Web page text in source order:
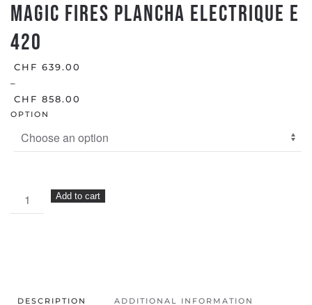
MAGIC FIRES PLANCHA ELECTRIQUE E
420
CHF 639.00
–
CHF 858.00
OPTION
MAGIC
FIRES
Add to cart
DESCRIPTION ADDITIONAL INFORMATION